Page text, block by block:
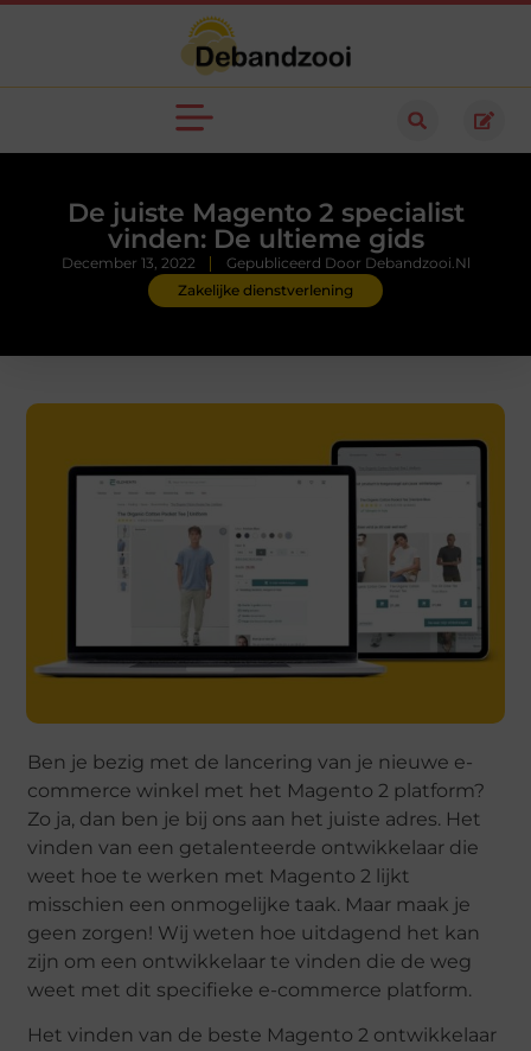
De juiste Magento 2 specialist
vinden: De ultieme gids
Zakelijke dienstverlening
December 13, 2022 Gepubliceerd Door Debandzooi.nl
Ben je bezig met de lancering van je nieuwe e-
commerce winkel met het Magento 2 platform?
Zo ja, dan ben je bij ons aan het juiste adres. Het
vinden van een getalenteerde ontwikkelaar die
weet hoe te werken met Magento 2 lijkt
misschien een onmogelijke taak. Maar maak je
geen zorgen! Wij weten hoe uitdagend het kan
zijn om een ontwikkelaar te vinden die de weg
weet met dit specifieke e-commerce platform.
Het vinden van de beste Magento 2 ontwikkelaar